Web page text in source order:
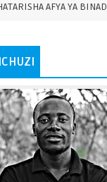
YA BINADAMU NA